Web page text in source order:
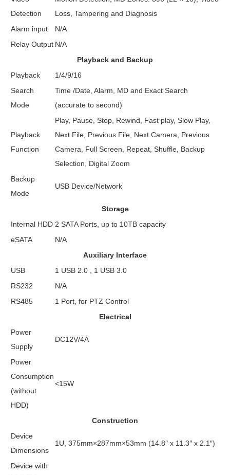
Detection
Loss, Tampering and Diagnosis
Alarm input
N/A
Relay Output N/A
Playback and Backup
Playback
1/4/9/16
Search
Mode
Time /Date, Alarm, MD and Exact Search
(accurate to second)
Playback
Function
Play, Pause, Stop, Rewind, Fast play, Slow Play,
Next File, Previous File, Next Camera, Previous
Camera, Full Screen, Repeat, Shuffle, Backup
Selection, Digital Zoom
Backup
Mode
USB Device/Network
Storage
Internal HDD 2 SATA Ports, up to 10TB capacity
eSATA
N/A
Auxiliary Interface
USB
1 USB 2.0 , 1 USB 3.0
RS232
N/A
RS485
1 Port, for PTZ Control
Electrical
Power
Supply
DC12V/4A
Power
Consumption
(without
HDD)
<15W
Construction
Device
Dimensions
1U, 375mm×287mm×53mm (14.8″ x 11.3″ x 2.1″)
Device with